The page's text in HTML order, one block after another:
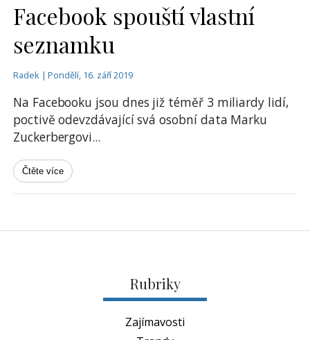
Facebook spouští vlastní
seznamku
Radek | Pondělí, 16. září 2019
Na Facebooku jsou dnes již téměř 3 miliardy lidí,
poctivě odevzdávající svá osobní data Marku
Zuckerbergovi...
Čtěte více
Rubriky
Zajímavosti